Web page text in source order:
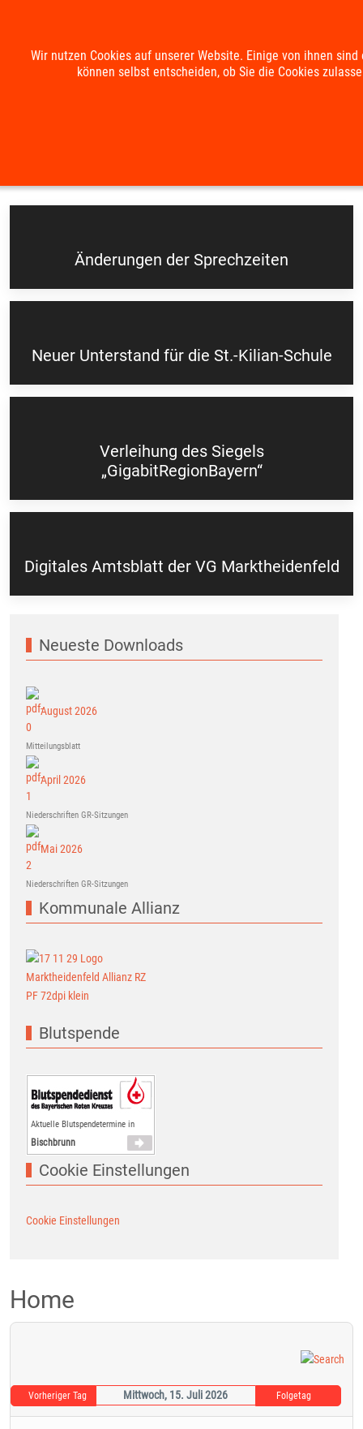
Änderungen der Sprechzeiten
Neuer Unterstand für die St.-Kilian-Schule
Verleihung des Siegels
„GigabitRegionBayern“
Digitales Amtsblatt der VG Marktheidenfeld
Neueste Downloads
August 2026
Mitteilungsblatt
April 2026
Niederschriften GR-Sitzungen
Mai 2026
Niederschriften GR-Sitzungen
Kommunale Allianz
Blutspende
Aktuelle Blutspendetermine in
Bischbrunn
Cookie Einstellungen
Cookie Einstellungen
Home
Vorheriger Tag Mittwoch, 15. Juli 2026 Folgetag
Wir nutzen Cookies auf unserer Website. Einige von ihnen
können selbst entscheiden, ob Sie die Cookies